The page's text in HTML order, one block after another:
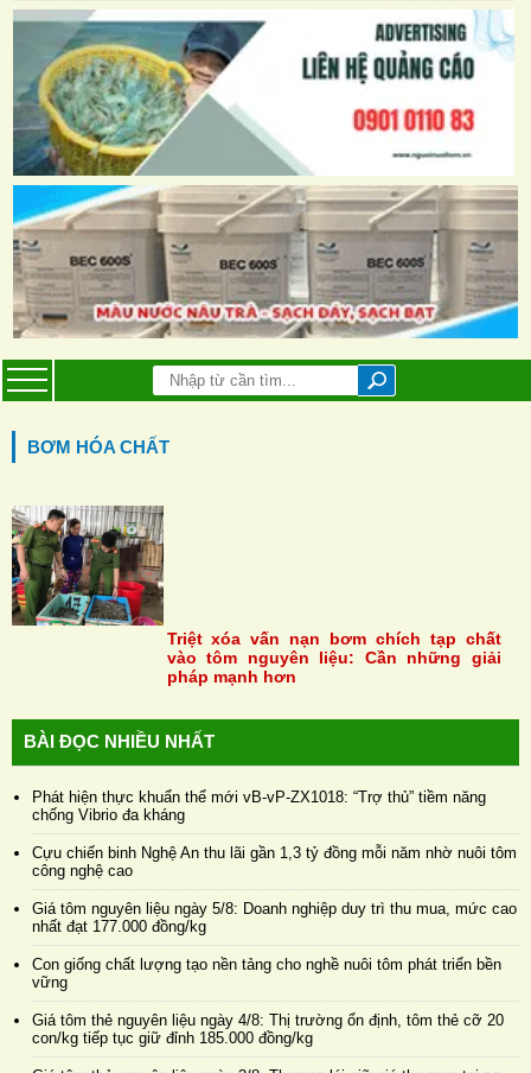
BƠM HÓA CHẤT
Triệt xóa vấn nạn bơm chích tạp chất
vào tôm nguyên liệu: Cần những giải
pháp mạnh hơn
BÀI ĐỌC NHIỀU NHẤT
Phát hiện thực khuẩn thể mới vB-vP-ZX1018: “Trợ thủ” tiềm năng
chống Vibrio đa kháng
Cựu chiến binh Nghệ An thu lãi gần 1,3 tỷ đồng mỗi năm nhờ nuôi tôm
công nghệ cao
Giá tôm nguyên liệu ngày 5/8: Doanh nghiệp duy trì thu mua, mức cao
nhất đạt 177.000 đồng/kg
Con giống chất lượng tạo nền tảng cho nghề nuôi tôm phát triển bền
vững
Giá tôm thẻ nguyên liệu ngày 4/8: Thị trường ổn định, tôm thẻ cỡ 20
con/kg tiếp tục giữ đỉnh 185.000 đồng/kg